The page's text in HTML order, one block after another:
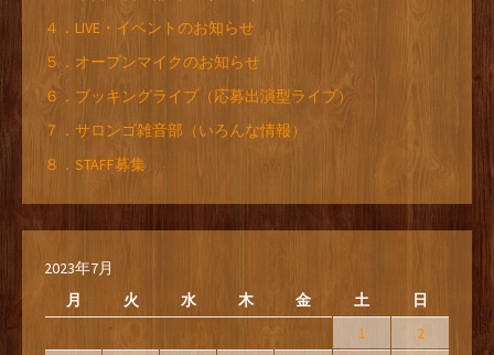
４．LIVE・イベントのお知らせ
５．オープンマイクのお知らせ
６．ブッキングライブ（応募出演型ライブ）
７．サロンゴ雑音部（いろんな情報）
８．STAFF募集
2023年7月
月
火 水 木 金 土 日
1
2